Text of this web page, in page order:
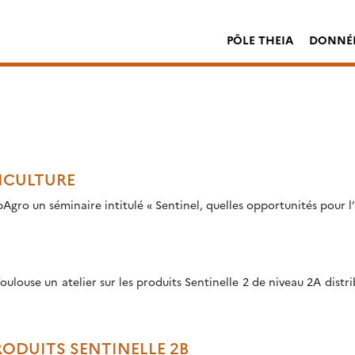
PÔLE THEIA
un séminaire intitulé « Sentinel, quelles opportunités pour
un atelier sur les produits Sentinelle 2 de niveau 2A
SENTINELLE 2B